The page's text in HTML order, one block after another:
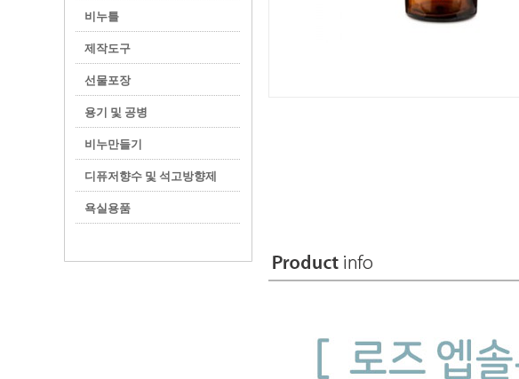
비누틀
제작도구
선물포장
용기 및 공병
비누만들기
디퓨저향수 및 석고방향제
욕실용품